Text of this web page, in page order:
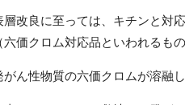
層改良に至っては、キチンと対
六価クロム対応品といわれるも
がん性物質の六価クロムが溶融